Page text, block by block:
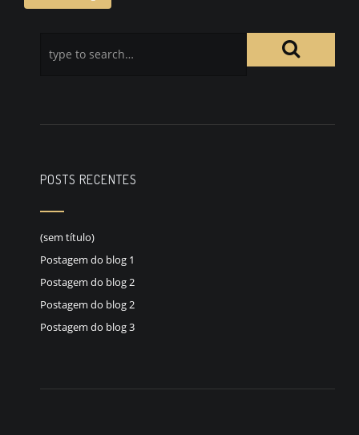
POSTS RECENTES
(sem título)
Postagem do blog 1
Postagem do blog 2
Postagem do blog 2
Postagem do blog 3